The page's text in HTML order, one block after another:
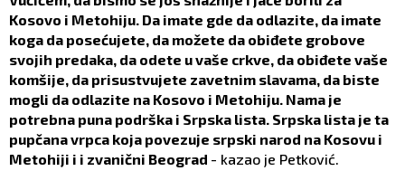
Kosovo i Metohiju. Da imate gde da odlazite, da imate
koga da posećujete, da možete da obiđete grobove
svojih predaka, da odete u vaše crkve, da obiđete vaše
komšije, da prisustvujete zavetnim slavama, da biste
mogli da odlazite na Kosovo i Metohiju. Nama je
potrebna puna podrška i Srpska lista. Srpska lista je ta
pupčana vrpca koja povezuje srpski narod na Kosovu i
Metohiji i i zvanični Beograd - kazao je Petković.